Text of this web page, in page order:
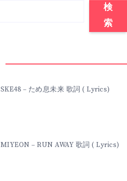
検
索
SKE48 – ため息未来 歌詞 ( Lyrics)
MIYEON – RUN AWAY 歌詞 ( Lyrics)